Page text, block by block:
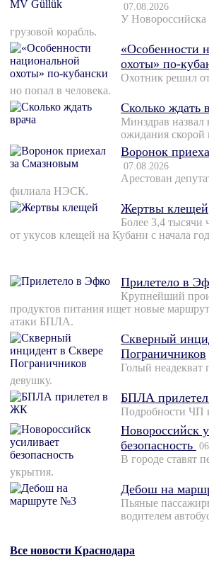
07.08.2026
У
грузовой корабль.
«Особенности
охоты» по-
Охотник решил
но попал в человека.
Сколько ждать
Минздрав назвал
ожидания
Воронок
07.08.2026
Арестован
филиала НЭСК.
Жертвы клещей
Более 3,4 тысячи
от укусов клещей на Кубани с начала
Прилетело в
Крупнейший
продуктов питания ищет новые
атаки БПЛА.
Скверный
Пограничников
Голый неадекват
девушку.
БПЛА
Подробности ЧП
Новороссийск
безопасность
В городе ставят
укрытия.
Дебош на
Пьяные
водителем
Все новости Краснодара